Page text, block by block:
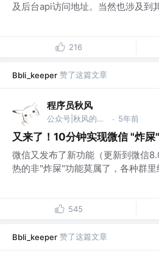
及后台api访问地址。当然也涉及到
216
Bbli_keeper 赞了这篇文章
程序员秋风
公众号|秋风的笔记 @zerolty · 5年前
又来了！10分钟实现微信 "炸屎
微信又发布了新功能（更新到微信
热的非"炸屎"功能莫属了，各种群里
545
Bbli_keeper 赞了这篇文章